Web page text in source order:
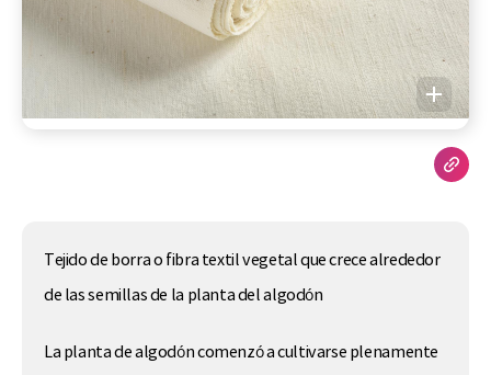
Tejido de borra o fibra textil vegetal que crece alrededor
de las semillas de la planta del algodón
La planta de algodón comenzó a cultivarse plenamente